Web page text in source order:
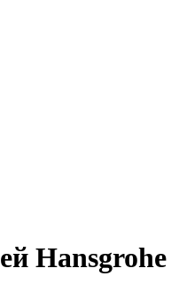
Hansgrohe